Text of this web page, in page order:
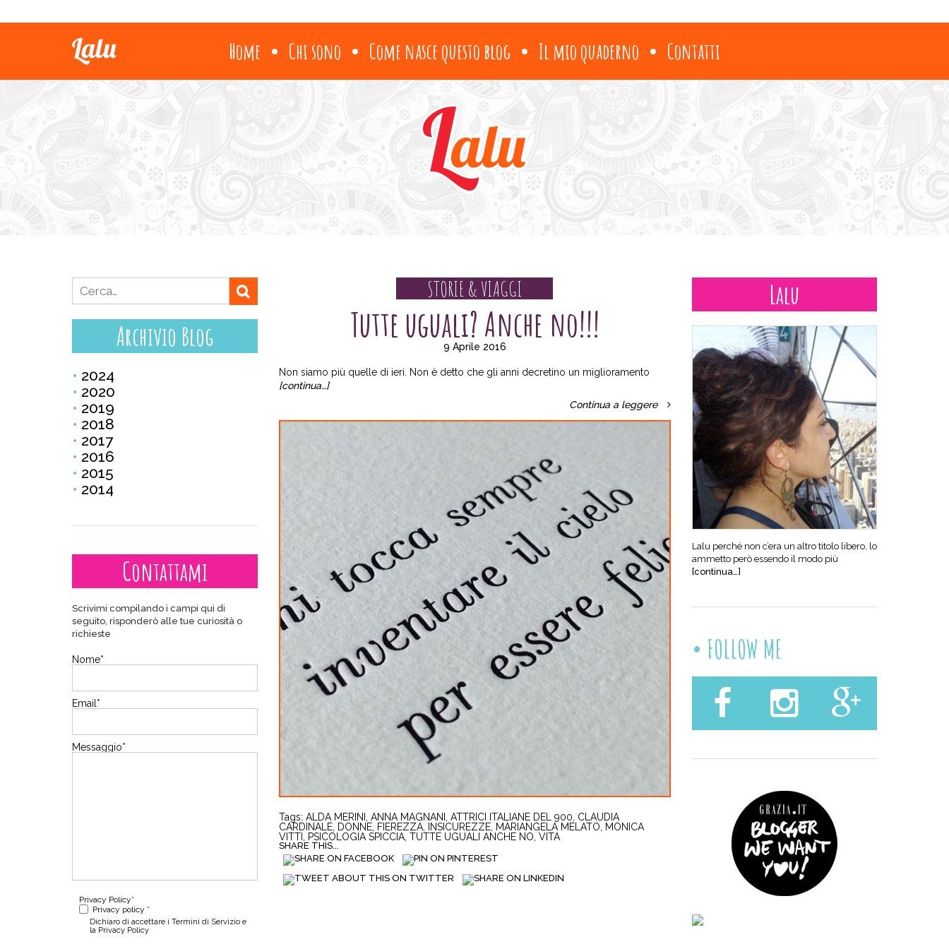
Home Chi sono Come nasce questo blog Il mio quaderno Contatti
STORIE & VIAGGI
Tutte uguali? Anche no!!!
9 Aprile 2016
Non siamo più quelle di ieri. Non è detto che gli anni decretino un miglioramento
[continua…]
Continua a leggere
Tags: ALDA MERINI ANNA MAGNANI ATTRICI ITALIANE DEL 900 CLAUDIA
CARDINALE, DONNE, FIEREZZA, INSICUREZZE, MARIANGELA MELATO
MONICA
VITTI
PSICOLOGIA SPICCIA, TUTTE UGUALI ANCHE NO VITA
SHARE THIS...
Archivio Blog
2024
2020
2019
2018
2017
2016
2015
2014
Contattami
Scrivimi compilando i campi qui di
seguito, risponderò alle tue curiosità o
richieste
Nome*
Email *
Messaggio*
Privacy Policy*
Privacy policy *
Dichiaro di accettare i Termini di Servizio e
la Privacy Policy
Lalu
Lalu perché non c’era un altro titolo libero, lo
ammetto però essendo il modo più
[continua…]
FOLLOW ME